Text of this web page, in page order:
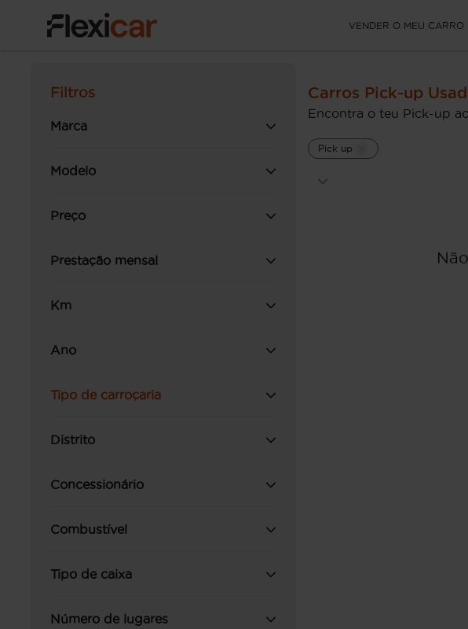
VENDER O MEU CARRO
Filtros
Marca
Modelo
Preço
Prestação mensal
Km
Ano
Tipo de carroçaria
Distrito
Concessionário
Combustível
Tipo de caixa
Número de lugares
Carros Pick-up
Encontra o teu Pick-up
Pick up